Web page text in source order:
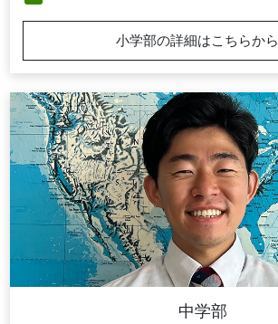
小学部の詳細はこちらから
中学部